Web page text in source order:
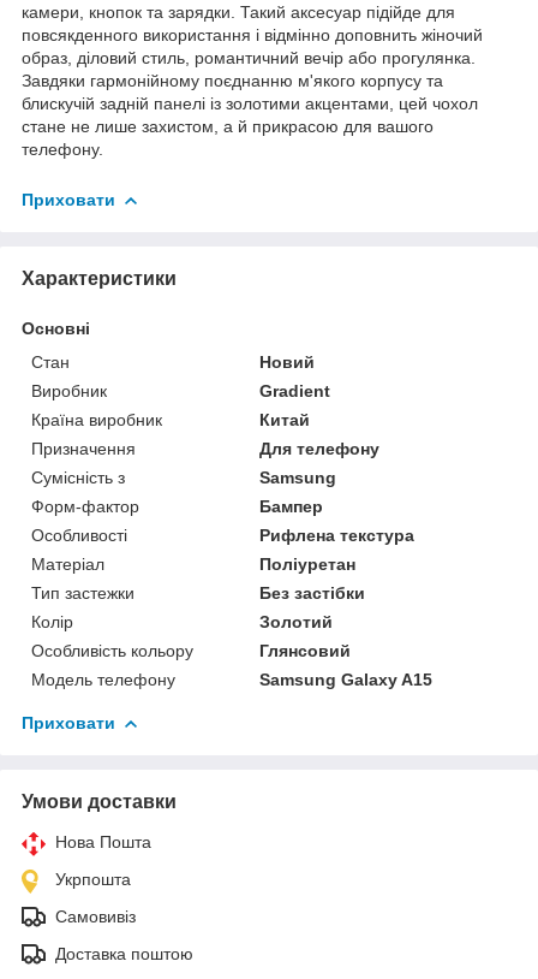
камери, кнопок та зарядки. Такий аксесуар підійде для
повсякденного використання і відмінно доповнить жіночий
образ, діловий стиль, романтичний вечір або прогулянка.
Завдяки гармонійному поєднанню м'якого корпусу та
блискучій задній панелі із золотими акцентами, цей чохол
стане не лише захистом, а й прикрасою для вашого
телефону.
Приховати
Характеристики
Основні
Стан
Новий
Виробник
Gradient
Країна виробник
Китай
Призначення
Для телефону
Сумісність з
Samsung
Форм-фактор
Бампер
Особливості
Рифлена текстура
Матеріал
Поліуретан
Тип застежки
Без застібки
Колір
Золотий
Особливість кольору
Глянсовий
Модель телефону
Samsung Galaxy A15
Приховати
Умови доставки
Нова Пошта
Укрпошта
Самовивіз
Доставка поштою